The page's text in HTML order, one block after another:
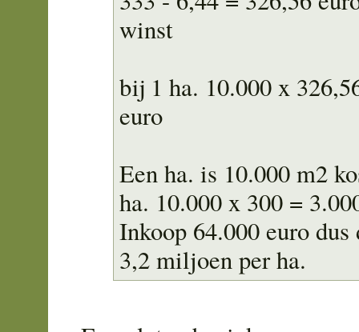
winst
bij 1 ha. 10.000 x
euro
Een ha. is 10.000 m2
ha. 10.000 x 300 =
Inkoop 64.000 euro
3,2 miljoen per ha.